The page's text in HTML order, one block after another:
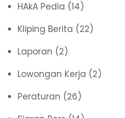
HAkA Pedia (14)
Kliping Berita (22)
Laporan (2)
Lowongan Kerja (2)
Peraturan (26)